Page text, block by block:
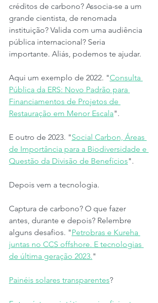
créditos de carbono? Associa-se a um
grande cientista, de renomada
instituição? Valida com uma audiência
pública internacional? Seria
importante. Aliás, podemos te ajudar.
Aqui um exemplo de 2022. "Consulta
Pública da ERS: Novo Padrão para
Financiamentos de Projetos de
Restauração em Menor Escala".
E outro de 2023. "Social Carbon, Áreas
de Importância para a Biodiversidade e
Questão da Divisão de Benefícios".
Depois vem a tecnologia.
Captura de carbono? O que fazer
antes, durante e depois? Relembre
alguns desafios. "Petrobras e Kureha
juntas no CCS offshore. E tecnologias
de última geração 2023."
Painéis solares transparentes?